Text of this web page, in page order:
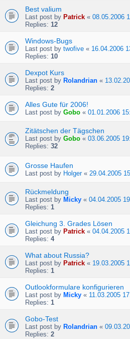
Best valium
Last post by Patrick « 08.05.2006
Replies: 12
Windows-Bugs
Last post by twofive « 16.04.2006
Replies: 10
Dexpot Kurs
Last post by Rolandrian «
Replies: 2
Alles Gute für 2006!
Last post by Gobo « 01.01.2006
Zitätschen der Tägschen
Last post by Gobo « 03.06.2005
Replies: 32
Grosse Haufen
Last post by Holger« 29.04.2005
Rückmeldung
Last post by Micky « 04.04.2005
Replies: 1
Gleichung 3. Grades Lösen
Last post by Patrick « 04.04.2005
Replies: 4
What about Russia?
Last post by Patrick « 19.03.2005
Replies: 1
Outlookformulare konfigurieren
Last post by Micky « 11.03.2005
Replies: 1
Gobo-Test
Last post by Rolandrian «
Replies: 2